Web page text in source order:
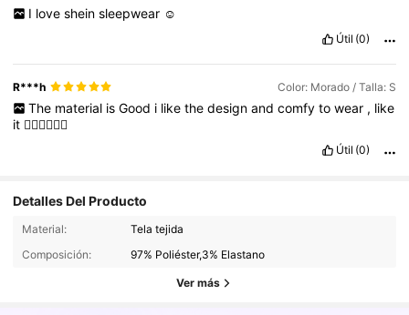
I love shein sleepwear ☺️
Útil (0)
R***h Color: Morado / Talla: S
The material is Good i like the design and comfy to wear , like
it 👌🏻💕💕💕💕
Útil (0)
Detalles Del Producto
Material:
Tela tejida
Composición:
97% Poliéster,3% Elastano
Ver más
15K Seguidores
15K Seguidores
15K Seguidores